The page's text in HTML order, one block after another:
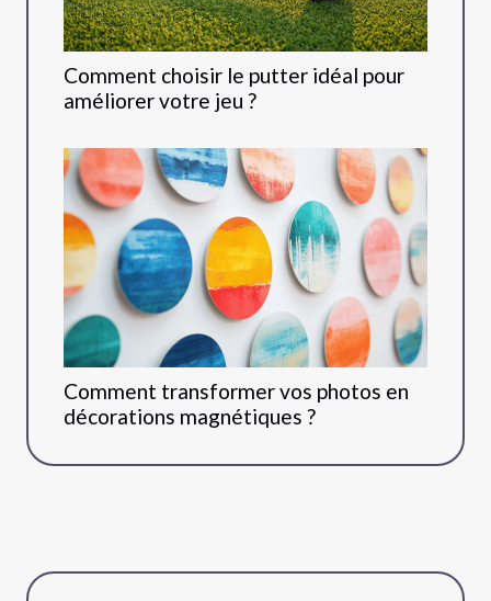
Comment choisir le putter idéal pour
améliorer votre jeu ?
Comment transformer vos photos en
décorations magnétiques ?